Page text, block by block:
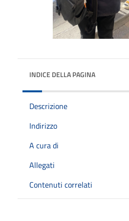
INDICE DELLA PAGINA
Descrizione
Indirizzo
A cura di
Allegati
Contenuti correlati